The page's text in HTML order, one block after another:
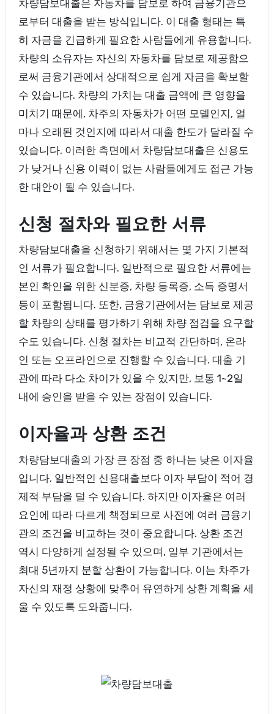
차량담보대출은 자동차를 담보로 하여 금융기관으
로부터 대출을 받는 방식입니다. 이 대출 형태는 특
히 자금을 긴급하게 필요한 사람들에게 유용합니다.
차량의 소유자는 자신의 자동차를 담보로 제공함으
로써 금융기관에서 상대적으로 쉽게 자금을 확보할
수 있습니다. 차량의 가치는 대출 금액에 큰 영향을
미치기 때문에, 차주의 자동차가 어떤 모델인지, 얼
마나 오래된 것인지에 따라서 대출 한도가 달라질 수
있습니다. 이러한 측면에서 차량담보대출은 신용도
가 낮거나 신용 이력이 없는 사람들에게도 접근 가능
한 대안이 될 수 있습니다.
신청 절차와 필요한 서류
차량담보대출을 신청하기 위해서는 몇 가지 기본적
인 서류가 필요합니다. 일반적으로 필요한 서류에는
본인 확인을 위한 신분증, 차량 등록증, 소득 증명서
등이 포함됩니다. 또한, 금융기관에서는 담보로 제공
할 차량의 상태를 평가하기 위해 차량 점검을 요구할
수도 있습니다. 신청 절차는 비교적 간단하며, 온라
인 또는 오프라인으로 진행할 수 있습니다. 대출 기
관에 따라 다소 차이가 있을 수 있지만, 보통 1~2일
내에 승인을 받을 수 있는 장점이 있습니다.
이자율과 상환 조건
차량담보대출의 가장 큰 장점 중 하나는 낮은 이자율
입니다. 일반적인 신용대출보다 이자 부담이 적어 경
제적 부담을 덜 수 있습니다. 하지만 이자율은 여러
요인에 따라 다르게 책정되므로 사전에 여러 금융기
관의 조건을 비교하는 것이 중요합니다. 상환 조건
역시 다양하게 설정될 수 있으며, 일부 기관에서는
최대 5년까지 분할 상환이 가능합니다. 이는 차주가
자신의 재정 상황에 맞추어 유연하게 상환 계획을 세
울 수 있도록 도와줍니다.